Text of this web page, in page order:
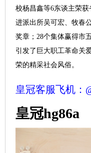
校杨昌鑫等6东谈主荣
进派出所吴可宏、牧春
奖章；28个集体赢得市
引发了巨大职工革命关
荣的精采社会风俗。
皇冠客服飞机：
皇冠hg86a